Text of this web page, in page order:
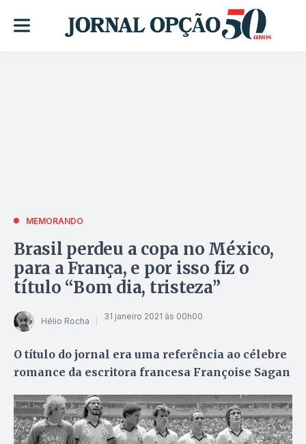
MEMORANDO
Brasil perdeu a copa no México,
para a França, e por isso fiz o
título “Bom dia, tristeza”
Hélio Rocha 31 janeiro 2021 às 00h00
O título do jornal era uma referência ao célebre
romance da escritora francesa Françoise Sagan